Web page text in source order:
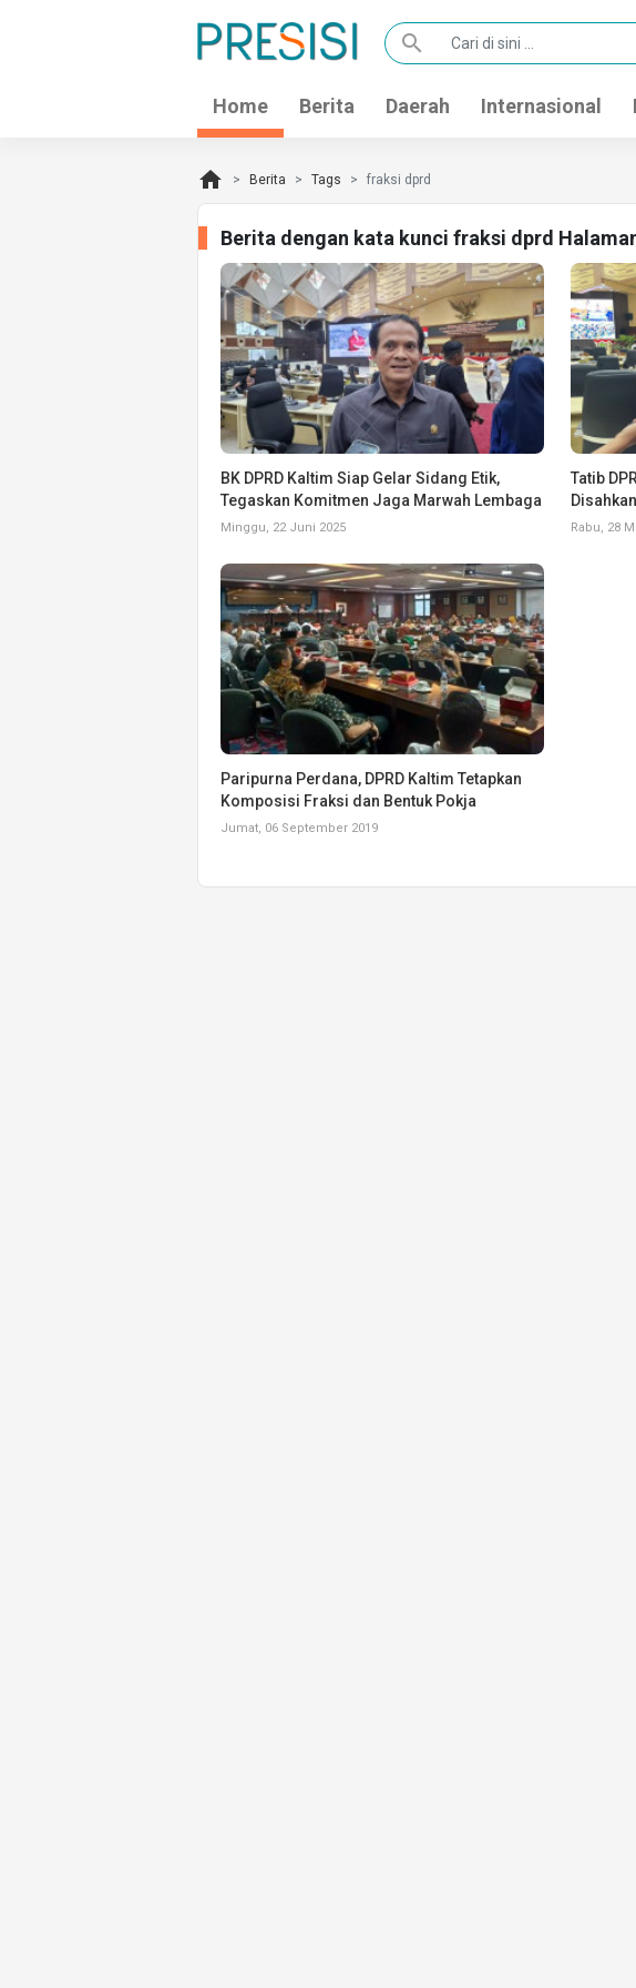
search
Home Berita Daerah Internasional
home Berita Tags fraksi dprd
Berita dengan kata kunci fraksi dprd Halaman
BK DPRD Kaltim Siap Gelar Sidang Etik,
Tegaskan Komitmen Jaga Marwah Lembaga
Minggu, 22 Juni 2025
Tatib
Rabu, 28
Paripurna Perdana, DPRD Kaltim Tetapkan
Komposisi Fraksi dan Bentuk Pokja
Jumat, 06 September 2019